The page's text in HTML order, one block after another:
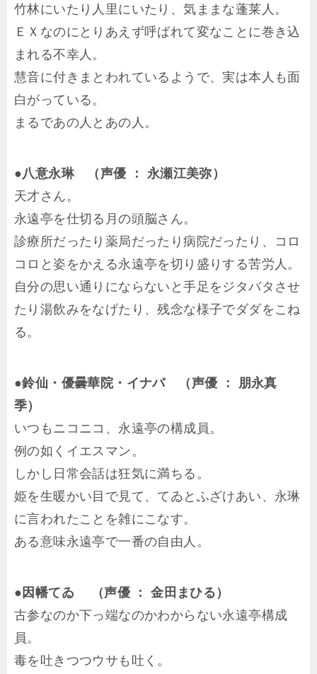
竹林にいたり人里にいたり、気ままな蓬莱人。
ＥＸなのにとりあえず呼ばれて変なことに巻き込
まれる不幸人。
慧音に付きまとわれているようで、実は本人も面
白がっている。
まるであの人とあの人。
●八意永琳 （声優 ： 永瀬江美弥）
天才さん。
永遠亭を仕切る月の頭脳さん。
診療所だったり薬局だったり病院だったり、コロ
コロと姿をかえる永遠亭を切り盛りする苦労人。
自分の思い通りにならないと手足をジタバタさせ
たり湯飲みをなげたり、残念な様子でダダをこね
る。
●鈴仙・優曇華院・イナバ （声優 ： 朋永真
季）
いつもニコニコ、永遠亭の構成員。
例の如くイエスマン。
しかし日常会話は狂気に満ちる。
姫を生暖かい目で見て、てゐとふざけあい、永琳
に言われたことを雑にこなす。
ある意味永遠亭で一番の自由人。
●因幡てゐ （声優 ： 金田まひる）
古参なのか下っ端なのかわからない永遠亭構成
員。
毒を吐きつつウサも吐く。